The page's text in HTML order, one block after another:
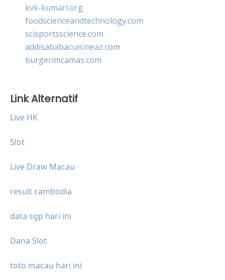
kvk-kumari.org
foodscienceandtechnology.com
scisportsscience.com
addisababacuisineaz.com
burgerimcamas.com
Link Alternatif
Live HK
Slot
Live Draw Macau
result cambodia
data sgp hari ini
Dana Slot
toto macau hari ini